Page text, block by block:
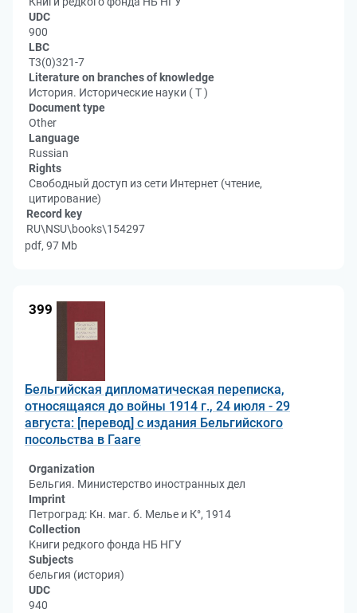
UDC
900
LBC
Т3(0)321-7
Literature on branches of knowledge
История. Исторические науки ( Т )
Document type
Other
Language
Russian
Rights
Свободный доступ из сети Интернет (чтение,
цитирование)
Record key
RU\NSU\books\154297
pdf, 97 Mb
399
Бельгийская дипломатическая переписка,
относящаяся до войны 1914 г., 24 июля - 29
августа: [перевод] с издания Бельгийского
посольства в Гааге
Organization
Бельгия. Министерство иностранных дел
Imprint
Петроград: Кн. маг. б. Мелье и К°, 1914
Collection
Книги редкого фонда НБ НГУ
Subjects
бельгия (история)
UDC
940